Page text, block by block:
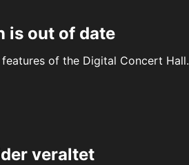
is out of date
of the Digital Concert Hall.
veraltet